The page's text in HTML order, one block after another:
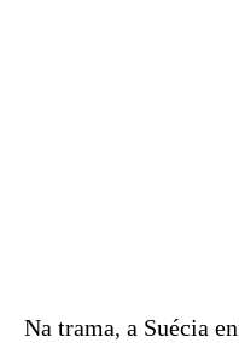
Na trama, a Suécia